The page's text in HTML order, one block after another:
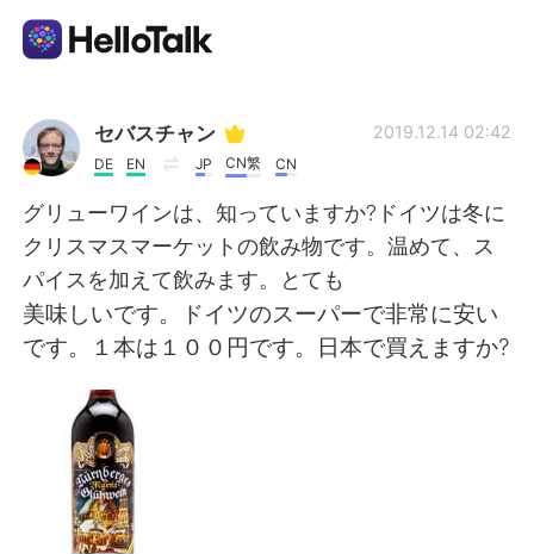
Aplicación de intercambio de idiomas
AI Grammar Checker
Español
English 简体中文
繁體中文
Français
日本語
セバスチャン
DE EN JP CN繁 CN
2019.12.14 02:42
グリューワインは、知っていますか?ドイツは冬に
クリスマスマーケットの飲み物です。温めて、ス
パイスを加えて飲みます。とても
美味しいです。ドイツのスーパーで非常に安い
です。１本は１００円です。日本で買えますか?